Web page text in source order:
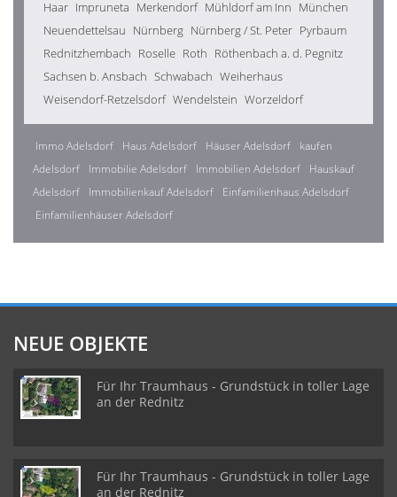
Haar Impruneta Merkendorf Mühldorf am Inn München
Neuendettelsau Nürnberg Nürnberg / St. Peter Pyrbaum
Rednitzhembach Roselle Roth Röthenbach a. d. Pegnitz
Sachsen b. Ansbach Schwabach Weiherhaus
Weisendorf-Retzelsdorf Wendelstein Worzeldorf
Immo Adelsdorf Haus Adelsdorf Häuser Adelsdorf
kaufen
Adelsdorf
Immobilie Adelsdorf Immobilien Adelsdorf
Hauskauf
Adelsdorf
Immobilienkauf Adelsdorf
Einfamilienhaus Adelsdorf
Einfamilienhäuser Adelsdorf
NEUE OBJEKTE
Für Ihr Traumhaus - Grundstück in toller Lage
an der Rednitz
Für Ihr Traumhaus - Grundstück in toller Lage
an der Rednitz